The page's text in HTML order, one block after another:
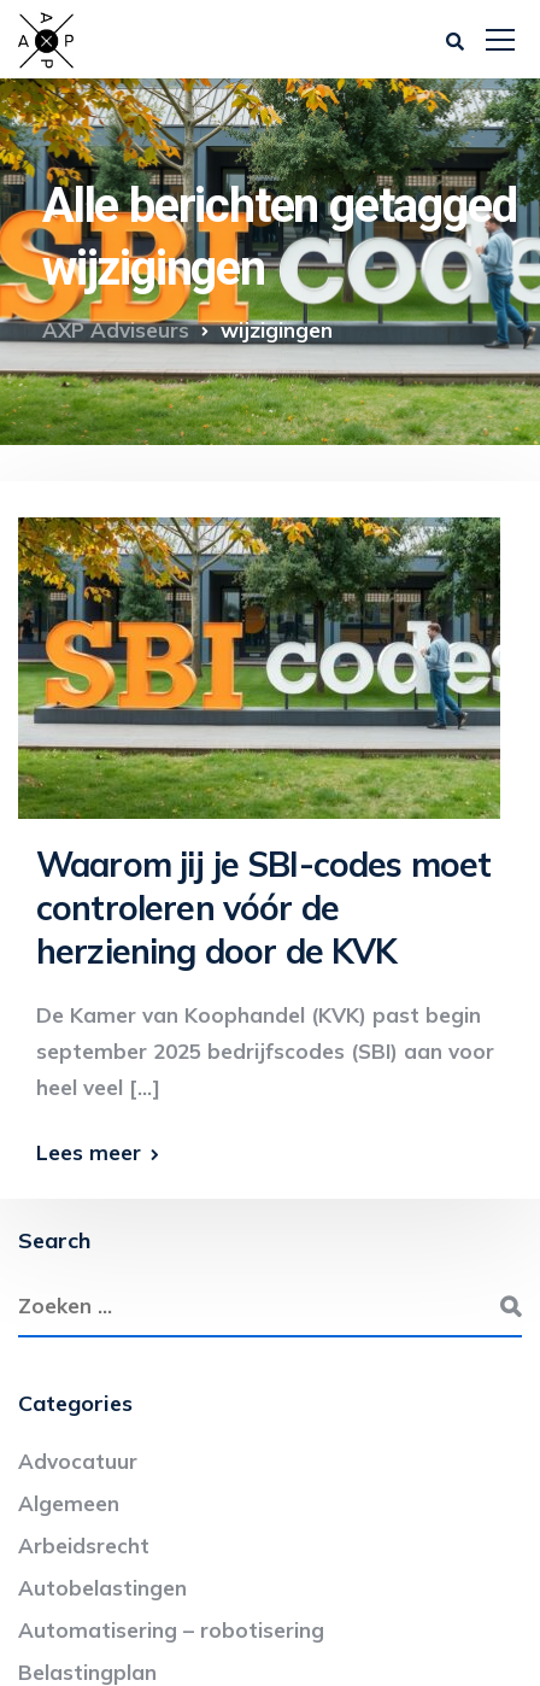
Alle berichten getagged
wijzigingen
AXP Adviseurs wijzigingen
Waarom jij je SBI-codes moet
controleren vóór de
herziening door de KVK
De Kamer van Koophandel (KVK) past begin
september 2025 bedrijfscodes (SBI) aan voor
heel veel […]
Lees meer
Search
Categories
Advocatuur
Algemeen
Arbeidsrecht
Autobelastingen
Automatisering – robotisering
Belastingplan